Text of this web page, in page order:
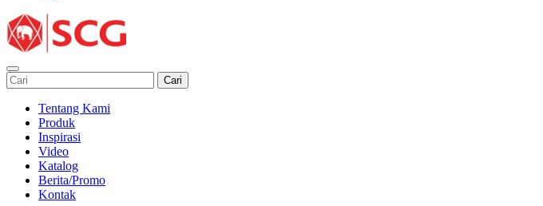
Cari
Tentang Kami
Produk
Inspirasi
Video
Katalog
Berita/Promo
Kontak